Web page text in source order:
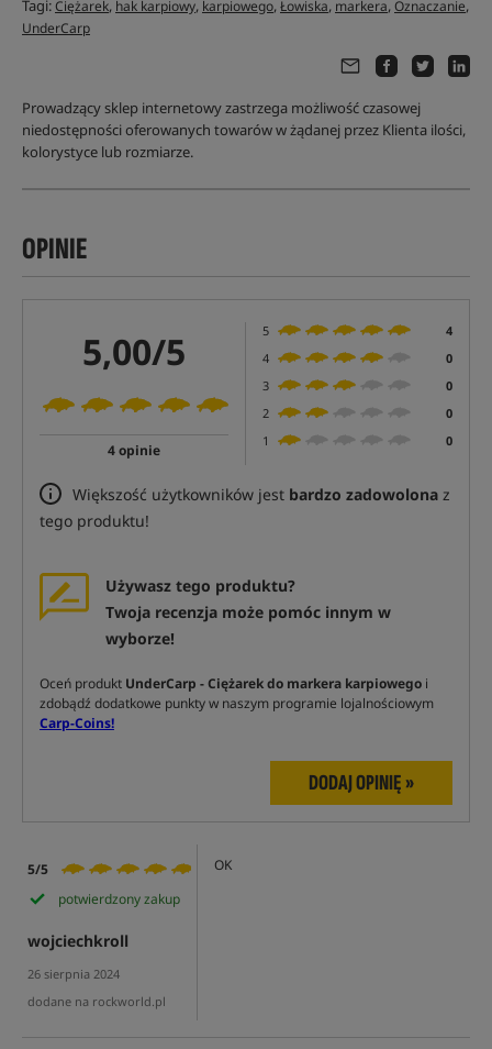
Tagi:Ciężarek, hak karpiowy, karpiowego,Łowiska, markera,Oznaczanie,
UnderCarp
Prowadzący sklep internetowy zastrzega możliwość czasowej
niedostępności oferowanych towarów w żądanej przez Klienta ilości,
kolorystyce lub rozmiarze.
OPINIE
5,00/5
4 opinie
5
4
4
0
3
0
2
0
1
0
Większość użytkowników jest bardzo zadowolona z
tego produktu!
Używasz tego produktu?
Twoja recenzja może pomóc innym w
wyborze!
Oceń produkt UnderCarp - Ciężarek do markera karpiowego i
zdobądź dodatkowe punkty w naszym programie lojalnościowym
Carp-Coins!
DODAJ OPINIĘ »
5/5
potwierdzony zakup
wojciechkroll
26 sierpnia 2024
dodane na rockworld.pl
OK